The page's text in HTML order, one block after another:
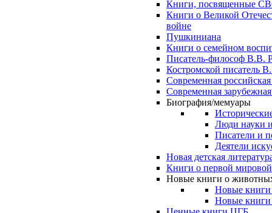
Книги, посвященные
Книги о Великой
войне
Пушкиниана
Книги о семейном
Писатель-философ В.В.
Костромской писатель
Современная российская
Современная
Биография/мемуары
Люди науки
Писатели и
Деятели
Новая детская
Книги о первой
Новые книги о
Новые книги
Новые книги